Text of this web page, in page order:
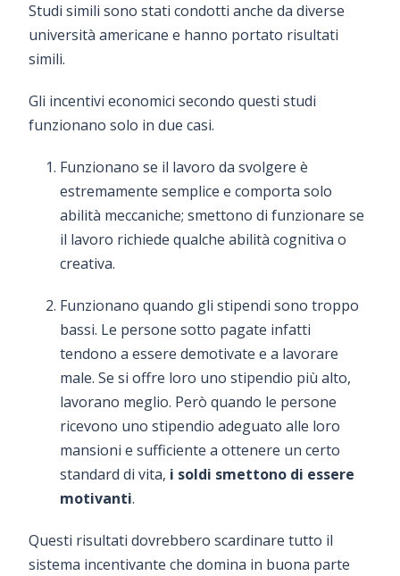
Studi simili sono stati condotti anche da diverse
università americane e hanno portato risultati
simili.
Gli incentivi economici secondo questi studi
funzionano solo in due casi.
Funzionano se il lavoro da svolgere è
estremamente semplice e comporta solo
abilità meccaniche; smettono di funzionare se
il lavoro richiede qualche abilità cognitiva o
creativa.
Funzionano quando gli stipendi sono troppo
bassi. Le persone sotto pagate infatti
tendono a essere demotivate e a lavorare
male. Se si offre loro uno stipendio più alto,
lavorano meglio. Però quando le persone
ricevono uno stipendio adeguato alle loro
mansioni e sufficiente a ottenere un certo
standard di vita, i soldi smettono di essere
motivanti.
Questi risultati dovrebbero scardinare tutto il
sistema incentivante che domina in buona parte